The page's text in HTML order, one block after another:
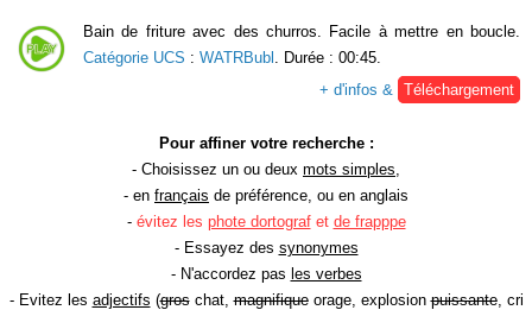
Bain de friture avec des churros. Facile à mettre en boucle.
Catégorie UCS : WATRBubl . Durée : 00:45.
+ d'infos & Téléchargement
Pour affiner votre recherche :
- Choisissez un ou deux mots simples,
- en français de préférence, ou en anglais
- évitez les phote dortografet de frapppe
- Essayez des synonymes
- N'accordez pas les verbes
- Evitez les adjectifs (groschat,magnifiqueorage, explosionpuissante, cri